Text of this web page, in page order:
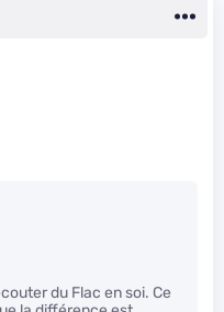
du Flac en soi. Ce